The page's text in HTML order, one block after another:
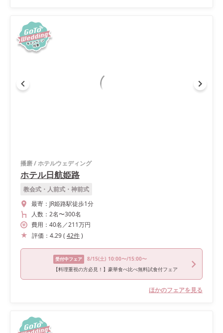
播磨/ホテルウェディング
ホテル日航姫路
教会式・人前式・神前式
最寄： JR姫路駅徒歩1分
人数： 2名〜300名
費用： 40名 ／211万円
評価： 4.29( 42件)
受付中フェア 8/15(土) 10:00〜/15:00〜
【料理重視の方必見！】豪華食べ比べ無料試食付フェア
ほかのフェアを見る